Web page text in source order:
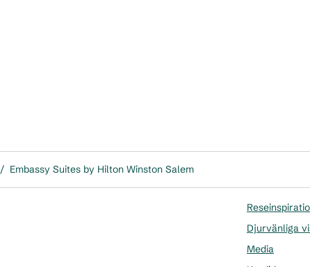
/ Embassy Suites by Hilton Winston Salem
Djurvänliga
Media